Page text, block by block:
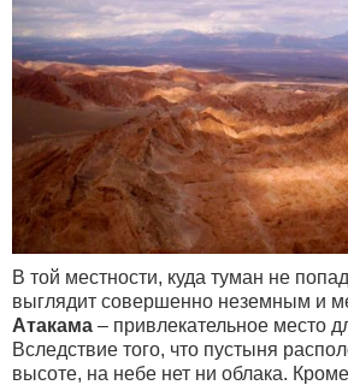
В той местности, куда туман не
выглядит совершенно неземным и
Атакама – привлекательное место
Вследствие того, что пустыня
высоте, на небе нет ни облака.